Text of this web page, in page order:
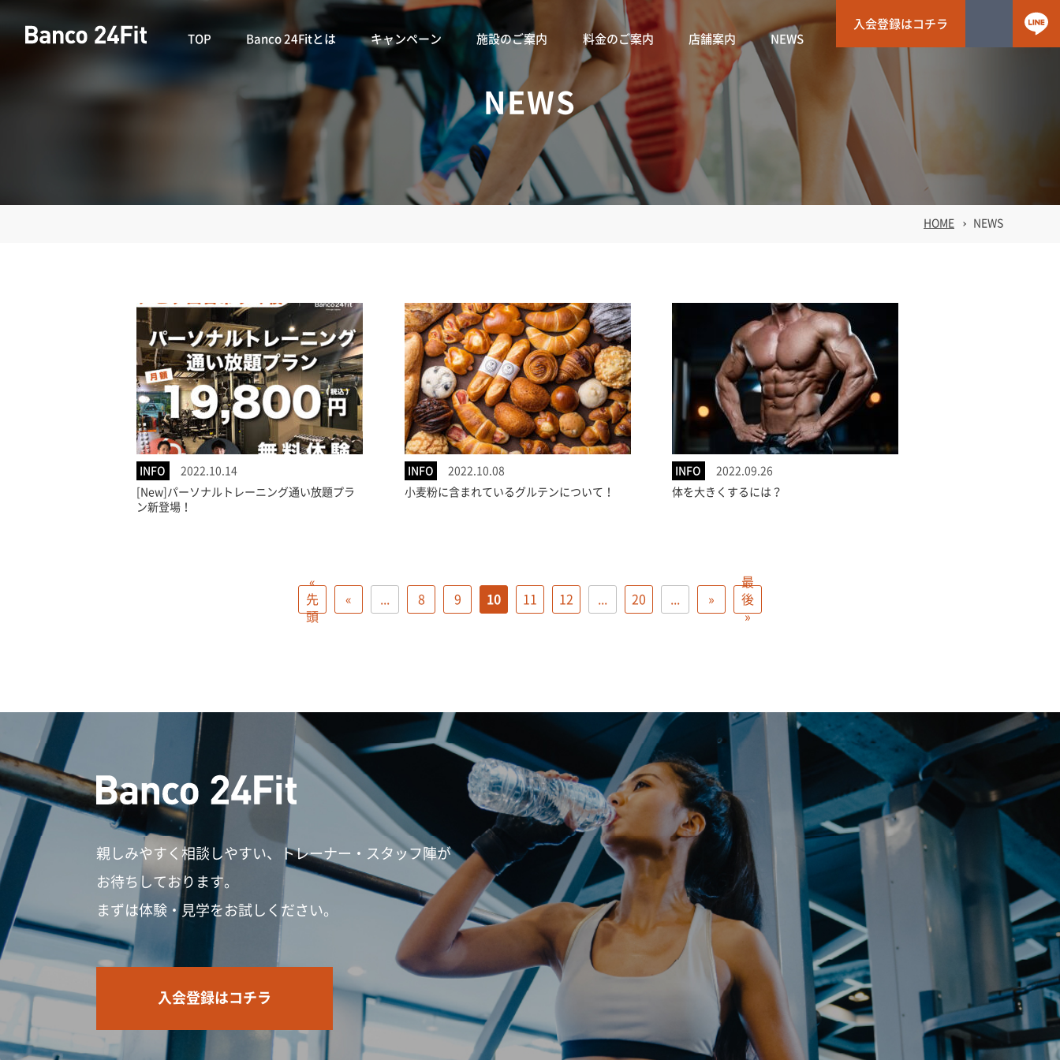
TOP Banco 24Fitとは キャンペーン 施設のご案内 料金のご案内 店舗案内 NEWS
入会登録はコチラ
NEWS
HOME NEWS
INFO
2022.10.14
[New]パーソナルトレーニング通い放題プラ
ン新登場！
INFO
2022.10.08
小麦粉に含まれているグルテンについて！
INFO
2022.09.26
体を大きくするには？
«
先
頭
« 8 9 10 11 12 20 »
最
後
»
親しみやすく相談しやすい、トレーナー・スタッフ陣が
お待ちしております。
まずは体験・見学をお試しください。
入会登録はコチラ